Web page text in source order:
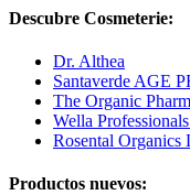
Descubre Cosmeterie:
Dr. Althea
Santaverde AGE
The Organic
Wella
Rosental
Productos nuevos: